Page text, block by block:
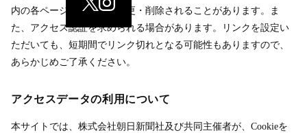
内の各ページは予告なく変更・削除されることがあります。ま
た、アクセス認証を求められる場合があります。リンクを設定い
ただいても、短期間でリンク切れとなる可能性もありますので、
あらかじめご了承ください。
アクセスデータの利用について
本サイトでは、株式会社朝日新聞社及び共同主催者が、Cookieを